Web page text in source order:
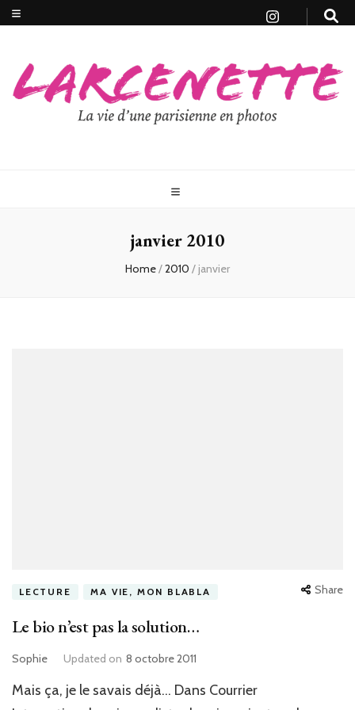
janvier 2010
Home/2010 / janvier
LECTURE MA VIE, MON BLABLA Share
Le bio n’est pas la solution…
Sophie Updated on 8 octobre 2011
Mais ça, je le savais déjà… Dans Courrier